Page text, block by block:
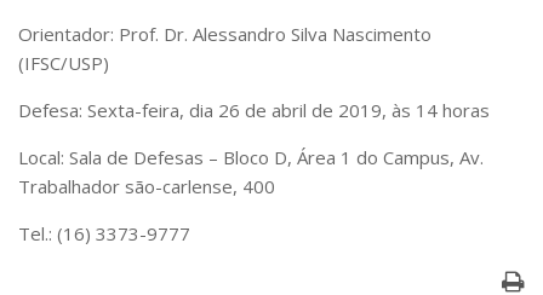
Transferência de Tecnologia
Empresas Juniores
Projetos, Programas e Cursos
Museus e Espaços Interativos
Bibliotecas
Orientador: Prof. Dr. Alessandro Silva Nascimento
(IFSC/USP)
Defesa: Sexta-feira, dia 26 de abril de 2019, às 14 horas
Local: Sala de Defesas – Bloco D, Área 1 do Campus, Av.
Trabalhador são-carlense, 400
Tel.: (16) 3373-9777